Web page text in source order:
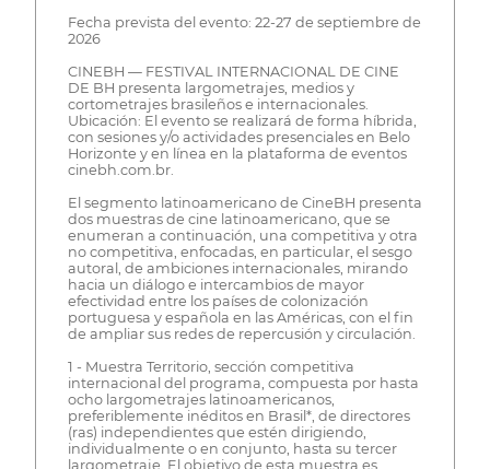
Fecha prevista del evento: 22-27 de septiembre de
2026
CINEBH — FESTIVAL INTERNACIONAL DE CINE
DE BH presenta largometrajes, medios y
cortometrajes brasileños e internacionales.
Ubicación: El evento se realizará de forma híbrida,
con sesiones y/o actividades presenciales en Belo
Horizonte y en línea en la plataforma de eventos
cinebh.com.br.
El segmento latinoamericano de CineBH presenta
dos muestras de cine latinoamericano, que se
enumeran a continuación, una competitiva y otra
no competitiva, enfocadas, en particular, el sesgo
autoral, de ambiciones internacionales, mirando
hacia un diálogo e intercambios de mayor
efectividad entre los países de colonización
portuguesa y española en las Américas, con el fin
de ampliar sus redes de repercusión y circulación.
1 - Muestra Territorio, sección competitiva
internacional del programa, compuesta por hasta
ocho largometrajes latinoamericanos,
preferiblemente inéditos en Brasil*, de directores
(ras) independientes que estén dirigiendo,
individualmente o en conjunto, hasta su tercer
largometraje. El objetivo de esta muestra es